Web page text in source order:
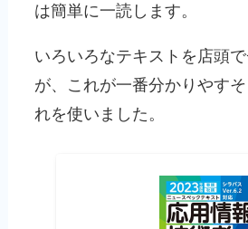
は簡単に一読します。
いろいろなテキストを店頭
が、これが一番分かりやす
れを使いました。